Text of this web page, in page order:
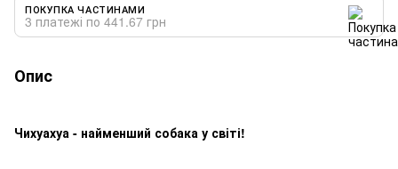
ПОКУПКА ЧАСТИНАМИ
3 платежі по 441.67 грн
Опис
Чихуахуа - найменший собака у світі!